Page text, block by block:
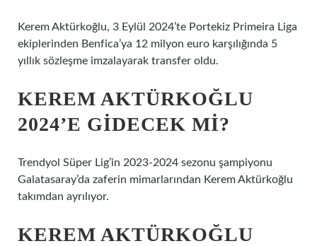
Kerem Aktürkoğlu, 3 Eylül 2024’te Portekiz Primeira Liga
ekiplerinden Benfica’ya 12 milyon euro karşılığında 5
yıllık sözleşme imzalayarak transfer oldu.
KEREM AKTÜRKOĞLU
2024’E GIDECEK MI?
Trendyol Süper Lig’in 2023-2024 sezonu şampiyonu
Galatasaray’da zaferin mimarlarından Kerem Aktürkoğlu
takımdan ayrılıyor.
KEREM AKTÜRKOĞLU